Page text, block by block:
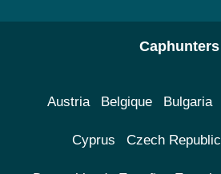
Caphunters
Austria Belgique Bulgaria
Cyprus Czech Republic